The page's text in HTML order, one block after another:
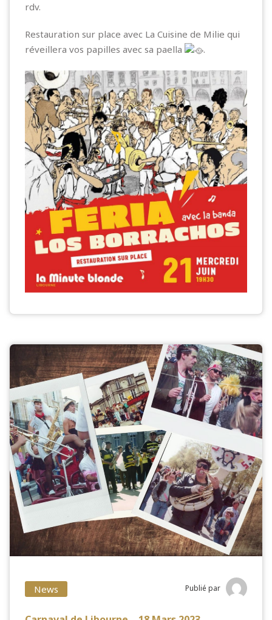
rdv.
Restauration sur place avec La Cuisine de Milie qui
réveillera vos papilles avec sa paella
.
News Publié par